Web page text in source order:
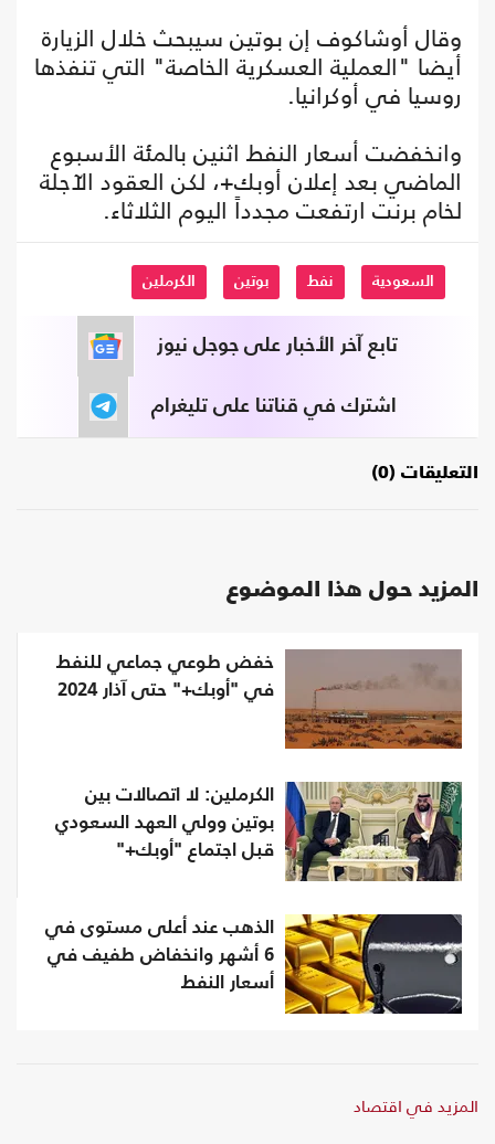
وقال أوشاكوف إن بوتين سيبحث خلال الزيارة
أيضا "العملية العسكرية الخاصة" التي تنفذها
روسيا في أوكرانيا.
‌وانخفضت أسعار النفط اثنين بالمئة الأسبوع
الماضي بعد إعلان أوبك+، لكن العقود الآجلة
لخام برنت ارتفعت مجدداً اليوم الثلاثاء.‌
السعودية نفط بوتين الكرملين
تابع آخر الأخبار على جوجل نيوز
اشترك في قناتنا على تليغرام
التعليقات (0)
المزيد حول هذا الموضوع
خفض طوعي جماعي للنفط
في "أوبك+" حتى آذار 2024
الكرملين: لا اتصالات بين
بوتين وولي العهد السعودي
قبل اجتماع "أوبك+"
الذهب عند أعلى مستوى في
6 أشهر وانخفاض طفيف في
أسعار النفط
المزيد في اقتصاد